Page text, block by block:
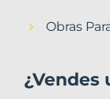
Obras
¿Vendes